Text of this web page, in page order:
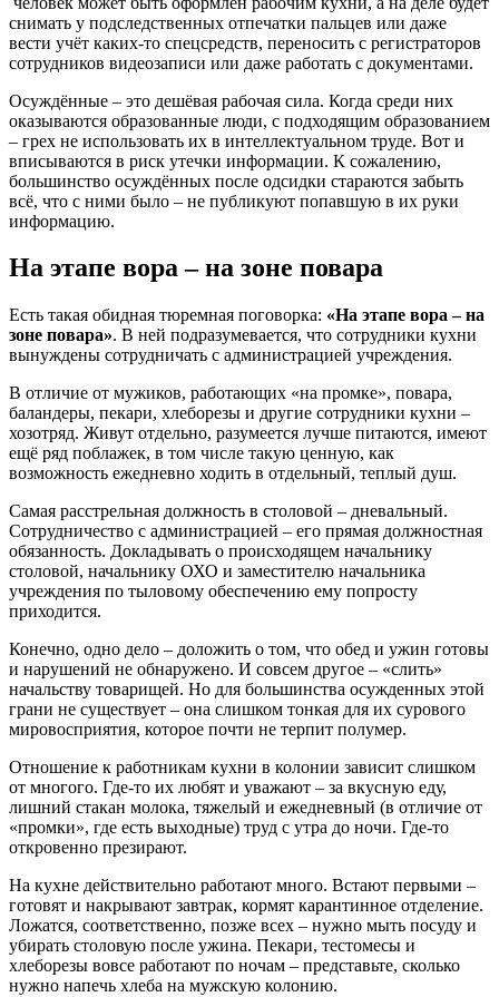
снимать у подследственных отпечатки пальцев или даже
вести учёт каких-то спецсредств, переносить с регистраторов
сотрудников видеозаписи или даже работать с документами.
Осуждённые – это дешёвая рабочая сила. Когда среди них
оказываются образованные люди, с подходящим образованием
– грех не использовать их в интеллектуальном труде. Вот и
вписываются в риск утечки информации. К сожалению,
большинство осуждённых после одсидки стараются забыть
всё, что с ними было – не публикуют попавшую в их руки
информацию.
На этапе вора – на зоне повара
Есть такая обидная тюремная поговорка: «На этапе вора – на
зоне повара». В ней подразумевается, что сотрудники кухни
вынуждены сотрудничать с администрацией учреждения.
В отличие от мужиков, работающих «на промке», повара,
баландеры, пекари, хлеборезы и другие сотрудники кухни –
хозотряд. Живут отдельно, разумеется лучше питаются, имеют
ещё ряд поблажек, в том числе такую ценную, как
возможность ежедневно ходить в отдельный, теплый душ.
Самая расстрельная должность в столовой – дневальный.
Сотрудничество с администрацией – его прямая должностная
обязанность. Докладывать о происходящем начальнику
столовой, начальнику ОХО и заместителю начальника
учреждения по тыловому обеспечению ему попросту
приходится.
Конечно, одно дело – доложить о том, что обед и ужин готовы
и нарушений не обнаружено. И совсем другое – «слить»
начальству товарищей. Но для большинства осужденных этой
грани не существует – она слишком тонкая для их сурового
мировосприятия, которое почти не терпит полумер.
Отношение к работникам кухни в колонии зависит слишком
от многого. Где-то их любят и уважают – за вкусную еду,
лишний стакан молока, тяжелый и ежедневный (в отличие от
«промки», где есть выходные) труд с утра до ночи. Где-то
откровенно презирают.
На кухне действительно работают много. Встают первыми –
готовят и накрывают завтрак, кормят карантинное отделение.
Ложатся, соответственно, позже всех – нужно мыть посуду и
убирать столовую после ужина. Пекари, тестомесы и
хлеборезы вовсе работают по ночам – представьте, сколько
нужно напечь хлеба на мужскую колонию.